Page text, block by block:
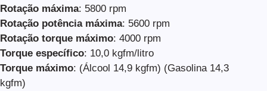
Rotação máxima: 5800 rpm
Rotação potência máxima: 5600 rpm
Rotação torque máximo: 4000 rpm
Torque específico: 10,0 kgfm/litro
Torque máximo: (Álcool 14,9 kgfm) (Gasolina 14,3
kgfm)